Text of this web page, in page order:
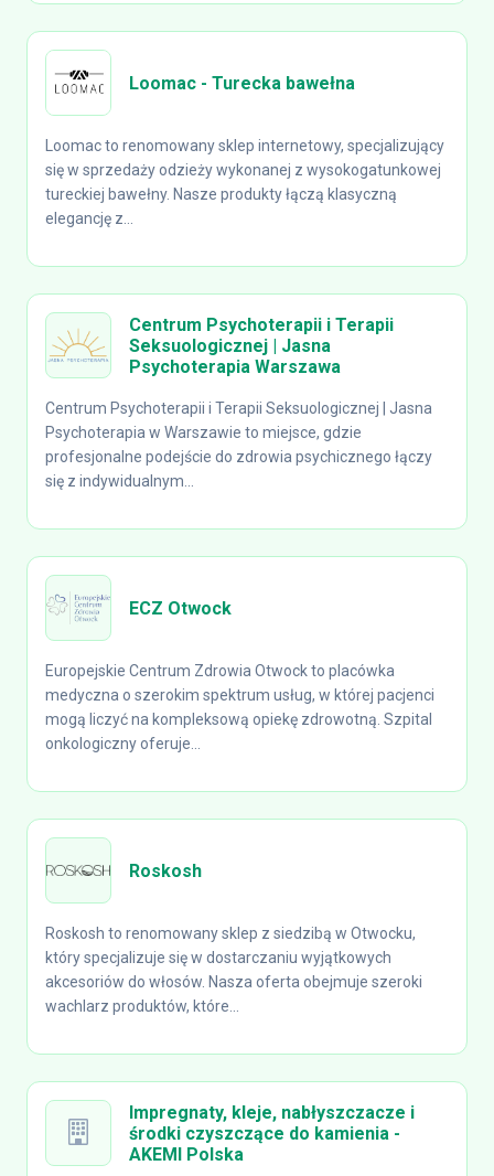
Loomac - Turecka bawełna
Loomac to renomowany sklep internetowy, specjalizujący
się w sprzedaży odzieży wykonanej z wysokogatunkowej
tureckiej bawełny. Nasze produkty łączą klasyczną
elegancję z...
Centrum Psychoterapii i Terapii
Seksuologicznej | Jasna
Psychoterapia Warszawa
Centrum Psychoterapii i Terapii Seksuologicznej | Jasna
Psychoterapia w Warszawie to miejsce, gdzie
profesjonalne podejście do zdrowia psychicznego łączy
się z indywidualnym...
ECZ Otwock
Europejskie Centrum Zdrowia Otwock to placówka
medyczna o szerokim spektrum usług, w której pacjenci
mogą liczyć na kompleksową opiekę zdrowotną. Szpital
onkologiczny oferuje...
Roskosh
Roskosh to renomowany sklep z siedzibą w Otwocku,
który specjalizuje się w dostarczaniu wyjątkowych
akcesoriów do włosów. Nasza oferta obejmuje szeroki
wachlarz produktów, które...
Impregnaty, kleje, nabłyszczacze i
środki czyszczące do kamienia -
AKEMI Polska